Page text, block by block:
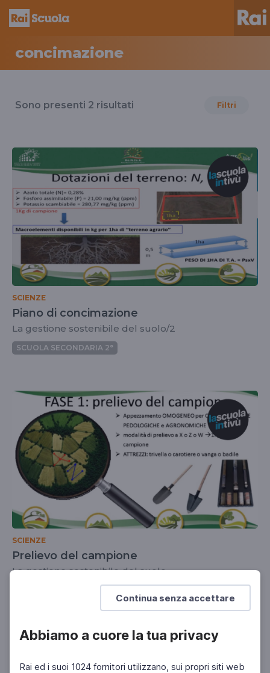
Continua senza accettare
Abbiamo a cuore la tua privacy
Rai ed i suoi 1024 fornitori utilizzano, sui propri siti web
concimazione
il
concimazione
Sono presenti 2 risultati Filtri
SCIENZE
Piano di concimazione
La gestione sostenibile del suolo/2
SCUOLA SECONDARIA 2°
SCIENZE
Prelievo del campione
La gestione sostenibile del suolo